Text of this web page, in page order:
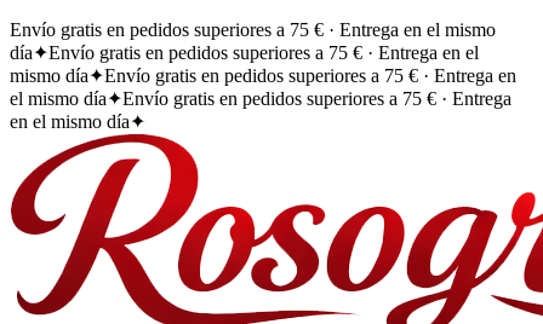
Envío gratis en pedidos superiores a 75 € · Entrega en el mismo
día✦Envío gratis en pedidos superiores a 75 € · Entrega en el
mismo día✦Envío gratis en pedidos superiores a 75 € · Entrega en
el mismo día✦Envío gratis en pedidos superiores a 75 € · Entrega
en el mismo día✦